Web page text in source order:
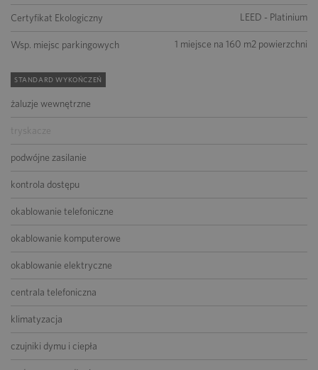
Certyfikat Ekologiczny LEED - Platinium
Wsp. miejsc parkingowych 1 miejsce na 160 m2 powierzchni
STANDARD WYKOŃCZEŃ
żaluzje wewnętrzne
tryskacze
podwójne zasilanie
kontrola dostępu
okablowanie telefoniczne
okablowanie komputerowe
okablowanie elektryczne
centrala telefoniczna
klimatyzacja
czujniki dymu i ciepła